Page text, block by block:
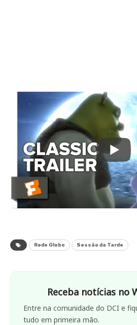
Rede Globo Sessão da Tarde
Receba notícias no
Entre na comunidade do DCI e
tudo em primeira mão.